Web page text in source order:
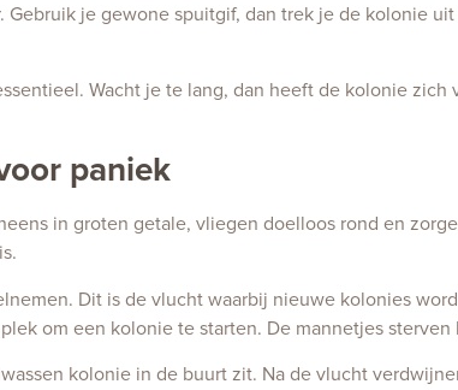
je gewone spuitgif, dan trek je de kolonie
Wacht je te lang, dan heeft de kolonie zich
paniek
in groten getale, vliegen doelloos rond en
Dit is de vlucht waarbij nieuwe kolonies
om een kolonie te starten. De mannetjes sterven
kolonie in de buurt zit. Na de vlucht